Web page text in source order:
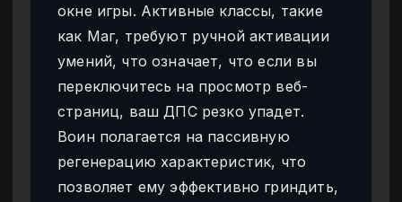
окне игры. Активные классы, такие
как Маг, требуют ручной активации
умений, что означает, что если вы
переключитесь на просмотр веб-
страниц, ваш ДПС резко упадет.
Воин полагается на пассивную
регенерацию характеристик, что
позволяет ему эффективно гриндить,